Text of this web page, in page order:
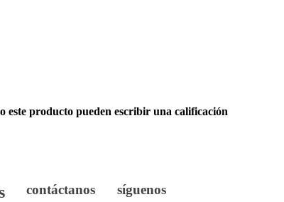
este producto pueden escribir una calificación
contáctanos síguenos